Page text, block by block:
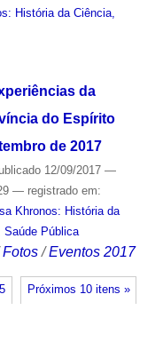
História da Ciência,
da
do Espírito
de 2017
12/09/2017 —
— registrado em:
Khronos: História da
Saúde Pública
Fotos /Eventos 2017
Próximos 10 itens »
5